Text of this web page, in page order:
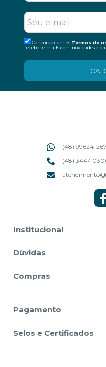
Concordo com os Termos de
receber e-mails com novidades e
Institucional
Dúvidas
Compras
(48) 99624-
(48) 3447-
Pagamento
Selos e Certificados